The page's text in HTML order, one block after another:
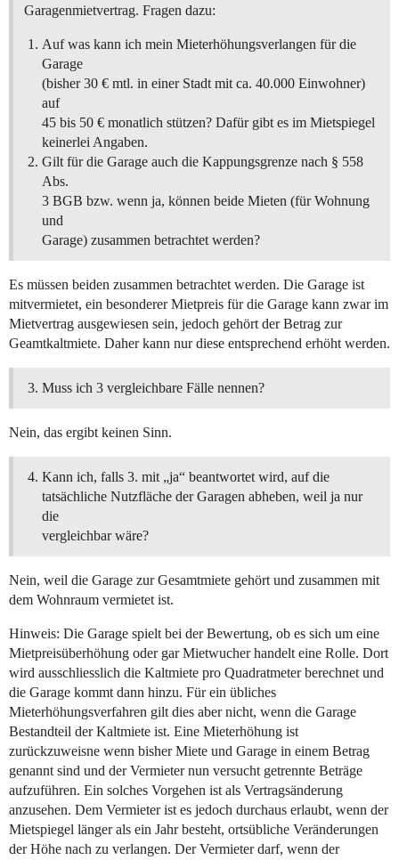
Garagenmietvertrag. Fragen dazu:
Auf was kann ich mein Mieterhöhungsverlangen für die
Garage
(bisher 30 € mtl. in einer Stadt mit ca. 40.000 Einwohner)
auf
45 bis 50 € monatlich stützen? Dafür gibt es im Mietspiegel
keinerlei Angaben.
Gilt für die Garage auch die Kappungsgrenze nach § 558
Abs.
3 BGB bzw. wenn ja, können beide Mieten (für Wohnung
und
Garage) zusammen betrachtet werden?
Es müssen beiden zusammen betrachtet werden. Die Garage ist
mitvermietet, ein besonderer Mietpreis für die Garage kann zwar im
Mietvertrag ausgewiesen sein, jedoch gehört der Betrag zur
Geamtkaltmiete. Daher kann nur diese entsprechend erhöht werden.
Muss ich 3 vergleichbare Fälle nennen?
Nein, das ergibt keinen Sinn.
Kann ich, falls 3. mit „ja“ beantwortet wird, auf die
tatsächliche Nutzfläche der Garagen abheben, weil ja nur
die
vergleichbar wäre?
Nein, weil die Garage zur Gesamtmiete gehört und zusammen mit
dem Wohnraum vermietet ist.
Hinweis: Die Garage spielt bei der Bewertung, ob es sich um eine
Mietpreisüberhöhung oder gar Mietwucher handelt eine Rolle. Dort
wird ausschliesslich die Kaltmiete pro Quadratmeter berechnet und
die Garage kommt dann hinzu. Für ein übliches
Mieterhöhungsverfahren gilt dies aber nicht, wenn die Garage
Bestandteil der Kaltmiete ist. Eine Mieterhöhung ist
zurückzuweisne wenn bisher Miete und Garage in einem Betrag
genannt sind und der Vermieter nun versucht getrennte Beträge
aufzuführen. Ein solches Vorgehen ist als Vertragsänderung
anzusehen. Dem Vermieter ist es jedoch durchaus erlaubt, wenn der
Mietspiegel länger als ein Jahr besteht, ortsübliche Veränderungen
der Höhe nach zu verlangen. Der Vermieter darf, wenn der